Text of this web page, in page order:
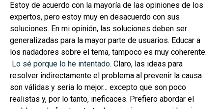
Estoy de acuerdo con la mayoría de las opiniones de los
expertos, pero estoy muy en desacuerdo con sus
soluciones. En mi opinión, las soluciones deben ser
generalizadas para la mayor parte de usuarios. Educar a
los nadadores sobre el tema, tampoco es muy coherente.
Lo sé porque lo he intentado. Claro, las ideas para
resolver indirectamente el problema al prevenir la causa
son válidas y seria lo mejor... excepto que son poco
realistas y, por lo tanto, ineficaces. Prefiero abordar el